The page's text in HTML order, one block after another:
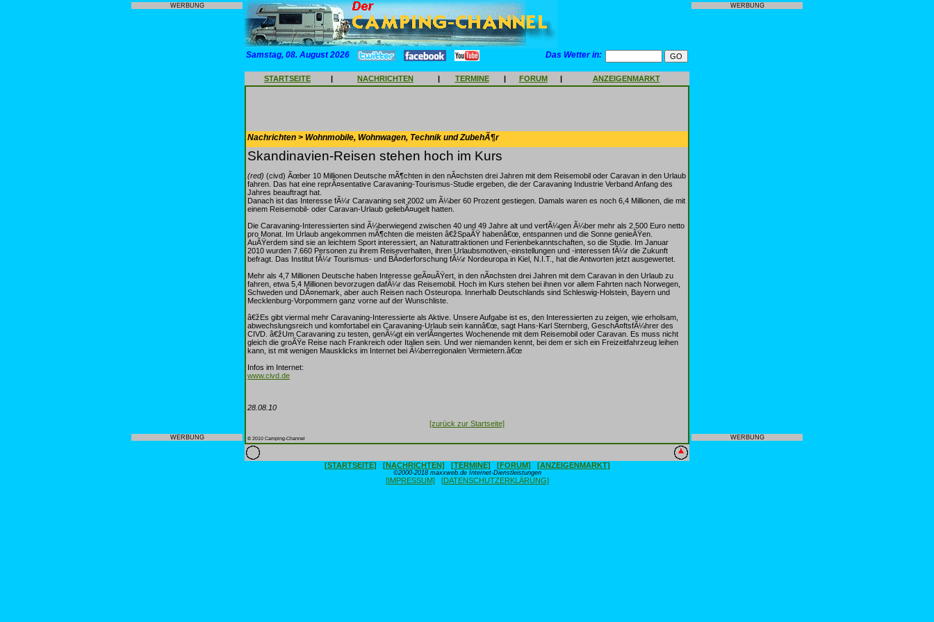
WERBUNG
WERBUNG
Samstag, 08. August 2026 Das Wetter in:
STARTSEITE | NACHRICHTEN | TERMINE | FORUM | ANZEIGENMARKT
Nachrichten > Wohnmobile, Wohnwagen, Technik und ZubehÃ¶r
Skandinavien-Reisen stehen hoch im Kurs
(red) (civd) Ãœber 10 Millionen Deutsche mÃ¶chten in den nÃ¤chsten drei Jahren mit dem Reisemobil oder Caravan in den Urlaub
fahren. Das hat eine reprÃ¤sentative Caravaning-Tourismus-Studie ergeben, die der Caravaning Industrie Verband Anfang des
Jahres beauftragt hat.
Danach ist das Interesse fÃ¼r Caravaning seit 2002 um Ã¼ber 60 Prozent gestiegen. Damals waren es noch 6,4 Millionen, die mit
einem Reisemobil- oder Caravan-Urlaub geliebÃ¤ugelt hatten.
Die Caravaning-Interessierten sind Ã¼berwiegend zwischen 40 und 49 Jahre alt und verfÃ¼gen Ã¼ber mehr als 2.500 Euro netto
pro Monat. Im Urlaub angekommen mÃ¶chten die meisten â€žSpaÃŸ habenâ€œ, entspannen und die Sonne genieÃŸen.
AuÃŸerdem sind sie an leichtem Sport interessiert, an Naturattraktionen und Ferienbekanntschaften, so die Studie. Im Januar
2010 wurden 7.660 Personen zu ihrem Reiseverhalten, ihren Urlaubsmotiven,-einstellungen und -interessen fÃ¼r die Zukunft
befragt. Das Institut fÃ¼r Tourismus- und BÃ¤derforschung fÃ¼r Nordeuropa in Kiel, N.I.T., hat die Antworten jetzt ausgewertet.
Mehr als 4,7 Millionen Deutsche haben Interesse geÃ¤uÃŸert, in den nÃ¤chsten drei Jahren mit dem Caravan in den Urlaub zu
fahren, etwa 5,4 Millionen bevorzugen dafÃ¼r das Reisemobil. Hoch im Kurs stehen bei ihnen vor allem Fahrten nach Norwegen,
Schweden und DÃ¤nemark, aber auch Reisen nach Osteuropa. Innerhalb Deutschlands sind Schleswig-Holstein, Bayern und
Mecklenburg-Vorpommern ganz vorne auf der Wunschliste.
â€žEs gibt viermal mehr Caravaning-Interessierte als Aktive. Unsere Aufgabe ist es, den Interessierten zu zeigen, wie erholsam,
abwechslungsreich und komfortabel ein Caravaning-Urlaub sein kannâ€œ, sagt Hans-Karl Sternberg, GeschÃ¤ftsfÃ¼hrer des
CIVD. â€žUm Caravaning zu testen, genÃ¼gt ein verlÃ¤ngertes Wochenende mit dem Reisemobil oder Caravan. Es muss nicht
gleich die groÃŸe Reise nach Frankreich oder Italien sein. Und wer niemanden kennt, bei dem er sich ein Freizeitfahrzeug leihen
kann, ist mit wenigen Mausklicks im Internet bei Ã¼berregionalen Vermietern.â€œ
Infos im Internet:
www.civd.de
28.08.10
[zurück zur Startseite]
© 2010 Camping-Channel
[STARTSEITE] [NACHRICHTEN] [TERMINE] [FORUM] [ANZEIGENMARKT]
©2000-2018 maxxweb.de Internet-Dienstleistungen
[IMPRESSUM] [DATENSCHUTZERKLÄRUNG]
WERBUNG
WERBUNG